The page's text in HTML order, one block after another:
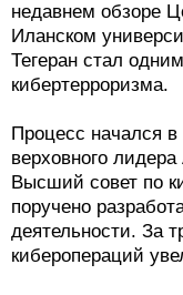
недавнем обзоре
Иланском
Тегеран стал
кибертерроризма.
Процесс начался в
верховного
Высший совет по
поручено
деятельности. За
киберопераций